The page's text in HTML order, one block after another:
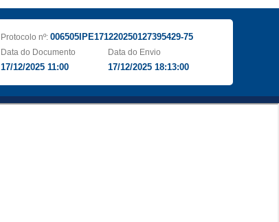
Protocolo nº: 006505IPE171220250127395429-75
Data do Documento
17/12/2025 11:00
Data do Envio
17/12/2025 18:13:00